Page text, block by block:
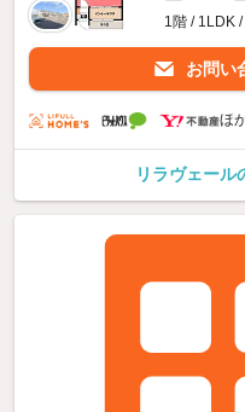
1階 / 1LDK
お問い
ほ
リラヴェール